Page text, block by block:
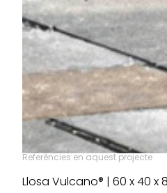
Referències en aquest projecte
Llosa Vulcano® | 60 x 40 x